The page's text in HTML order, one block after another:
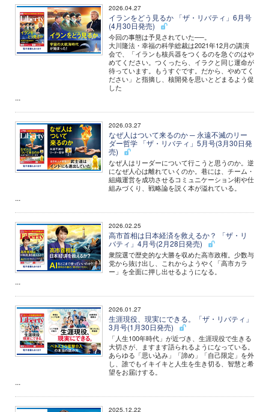
2026.04.27
イランをどう見るか 「ザ・リバティ」6月号
(4月30日発売)
今回の事態は予見されていた──。
大川隆法・幸福の科学総裁は2021年12月の講演
会で、「イランも核兵器をつくるのを急ぐのはや
めてください。つくったら、イラクと同じ運命が
待っています。もうすぐです。だから、やめてく
ださい」と指摘し、核開発を思いとどまるよう促
した
...
2026.03.27
なぜ人はついて来るのか ─ 永遠不滅のリー
ダー哲学 「ザ・リバティ」5月号(3月30日発
売)
なぜ人はリーダーについて行こうと思うのか。逆
になぜ人心は離れていくのか。巷には、チーム・
組織運営を成功させるコミュニケーション術や仕
組みづくり、戦略論を説く本が溢れている。
...
2026.02.25
高市首相は日本経済を救えるか？ 「ザ・リ
バティ」4月号(2月28日発売)
衆院選で歴史的な大勝を収めた高市政権。少数与
党から抜け出し、これからようやく「高市カラ
ー」を全面に押し出せるようになる。
...
2026.01.27
生涯現役、現実にできる。「ザ・リバティ」
3月号(1月30日発売)
「人生100年時代」が近づき、生涯現役で生きる
大切さが、ますます語られるようになっている。
あらゆる「思い込み」「諦め」「自己限定」を外
し、誰でもイキイキと人生を生き切る、智慧と希
望をお届けする。
...
2025.12.22